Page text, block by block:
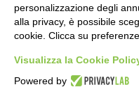
nuovo
1 giorno
agosto
personalizzazione degli
alla privacy, è possibile
cookie. Clicca su
Visualizza la Cookie
Powered by